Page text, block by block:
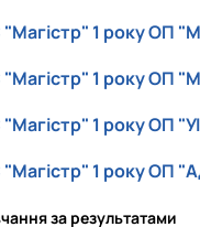
"Магістр" 1 року ОП "М
"Магістр" 1 року ОП "М
1 року ОП "УІ
"Магістр" 1 року ОП
за результатами